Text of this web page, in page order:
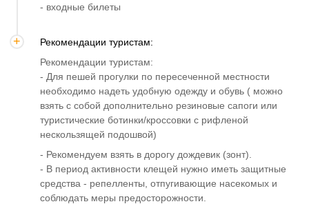
- входные билеты
Рекомендации туристам:
Рекомендации туристам:
- Для пешей прогулки по пересеченной местности
необходимо надеть удобную одежду и обувь ( можно
взять с собой дополнительно резиновые сапоги или
туристические ботинки/кроссовки с рифленой
нескользящей подошвой)
- Рекомендуем взять в дорогу дождевик (зонт).
- В период активности клещей нужно иметь защитные
средства - репелленты, отпугивающие насекомых и
соблюдать меры предосторожности.